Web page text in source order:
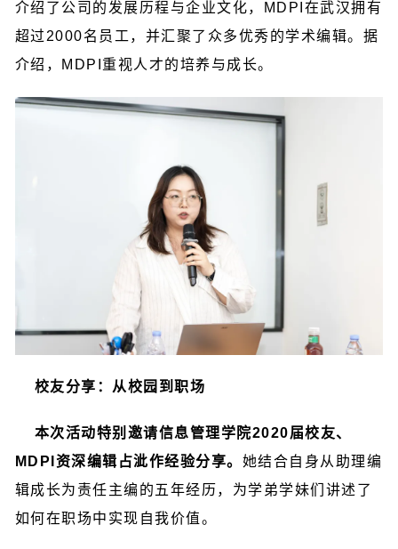
介绍了公司的发展历程与企业文化，MDPI在武汉拥有
超过2000名员工，并汇聚了众多优秀的学术编辑。据
介绍，MDPI重视人才的培养与成长。
校友分享：从校园到职场
本次活动特别邀请信息管理学院2020届校友、
MDPI资深编辑占泚作经验分享。 她结合自身从助理编
辑成长为责任主编的五年经历，为学弟学妹们讲述了
如何在职场中实现自我价值。